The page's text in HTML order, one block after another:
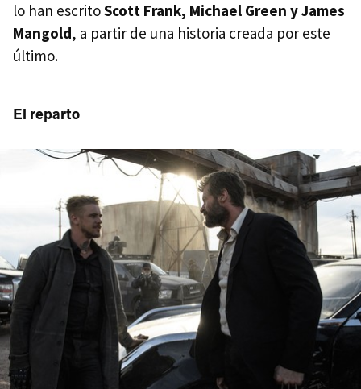
lo han escritoScott Frank, Michael Green y James
Mangold, a partir de una historia creada por este
último.
El reparto